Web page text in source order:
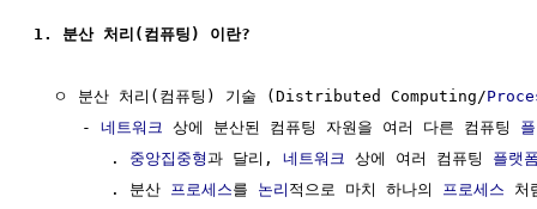
1. 분산 처리(컴퓨팅) 이란?
  ㅇ 분산 처리(컴퓨팅) 기술 (Distributed Computing/
     -
네트워크 상에 분산된 컴퓨팅 자원을 여러 다른 컴퓨팅
        .
중앙집중형과 달리, 네트워크 상에 여러 컴퓨팅 플랫
        . 분산
프로세스를 논리 적으로 마치 하나의 프로세스 처